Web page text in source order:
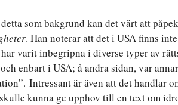
som bakgrund kan det värt att
. Han noterar att det i USA finns
varit inbegripna i diverse typer av
enbart i USA; å andra sidan, var
Intressant är även att det handlar
kunna ge upphov till en text om